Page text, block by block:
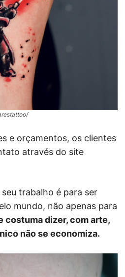
e orçamentos, os clientes
através do site
trabalho é para ser
mundo, não apenas para
costuma dizer, com arte,
não se economiza.